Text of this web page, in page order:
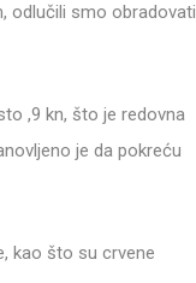
odlučili smo obradovati
,9 kn, što je redovna
je da pokreću
kao što su crvene